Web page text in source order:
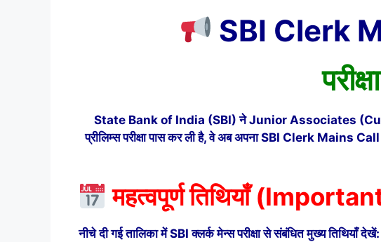
SBI Clerk
State Bank of India (SBI) ने Junior Associates
प्रीलिम्स परीक्षा पास कर ली है, वे अब अपना SBI Clerk Mains
महत्वपूर्ण तिथियाँ
नीचे दी गई तालिका में SBI क्लर्क मेन्स परीक्षा से संबंधित मुख्य तिथियाँ देखें: